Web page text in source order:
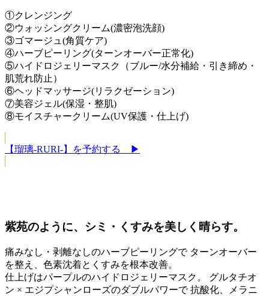
①クレンジング
②ウォッシングクリーム(濃密泡洗顔)
③ゴマージュ(角質ケア)
④ハーブピーリング(ターンオーバー正常化)
⑤ハイドロジェリーマスク（ブルー/水分補給・引き締め・
肌荒れ防止）
⑥ヘッドマッサージ(リラクゼーション)
⑦美容ジェル(保湿・整肌)
⑧モイスチャークリーム(UV保護・仕上げ)
【瑠璃-RURI-】を予約する ▶
紫苑のように、シミ・くすみを美しく晴らす。
痛みなし・剥離なしのハーブピーリングで ターンオーバー
を整え、色素沈着とくすみを根本改善。
仕上げはパープルのハイドロジェリーマスク。 グルタチオ
ン × エジプシャンローズのダブルパワーで 抗酸化、メラニ